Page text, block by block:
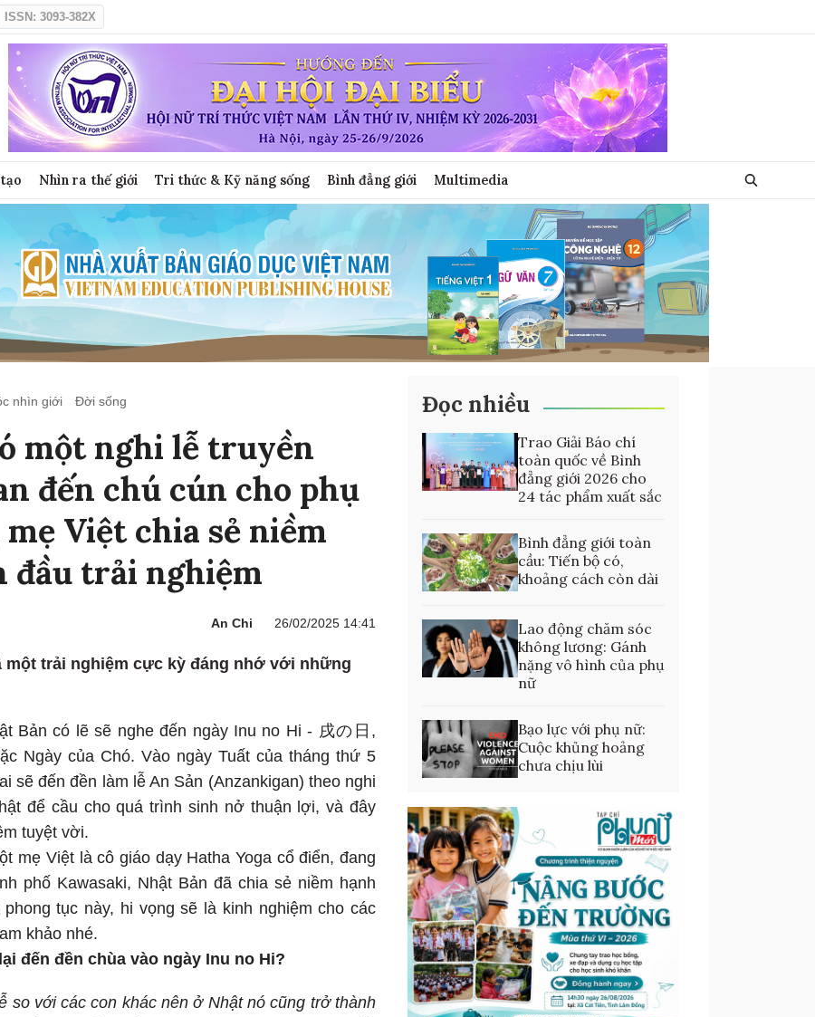
ISSN: 3093-382X
Nhìn ra thế giới Tri thức & Kỹ năng sống Bình đẳng giới Multimedia
nhìn giới Đời sống
một nghi lễ truyền
đến chú cún cho phụ
Việt chia sẻ niềm
đầu trải nghiệm
An Chi 26/02/2025 14:41
một trải nghiệm cực kỳ đáng nhớ với những
Bản có lẽ sẽ nghe đến ngày Inu no Hi - 戌の日,
Ngày của Chó. Vào ngày Tuất của tháng thứ 5
sẽ đến đền làm lễ An Sản (Anzankigan) theo nghi
để cầu cho quá trình sinh nở thuận lợi, và đây
tuyệt vời.
mẹ Việt là cô giáo dạy Hatha Yoga cổ điển, đang
phố Kawasaki, Nhật Bản đã chia sẻ niềm hạnh
tục này, hi vọng sẽ là kinh nghiệm cho các
khảo nhé.
đến đền chùa vào ngày Inu no Hi?
so với các con khác nên ở Nhật nó cũng trở thành
Đọc nhiều
Trao Giải Báo chí
toàn quốc về Bình
đẳng giới 2026 cho
24 tác phẩm xuất sắc
Bình đẳng giới toàn
cầu: Tiến bộ có,
khoảng cách còn dài
Lao động chăm sóc
không lương: Gánh
nặng vô hình của phụ
nữ
Bạo lực với phụ nữ:
Cuộc khủng hoảng
chưa chịu lùi